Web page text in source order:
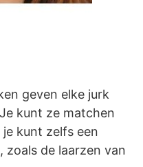
geven elke jurk
kunt ze matchen
kunt zelfs een
zoals de laarzen van